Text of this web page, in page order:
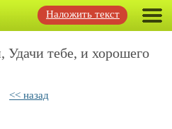
Наложить текст
тебе, и хорошего
<< назад